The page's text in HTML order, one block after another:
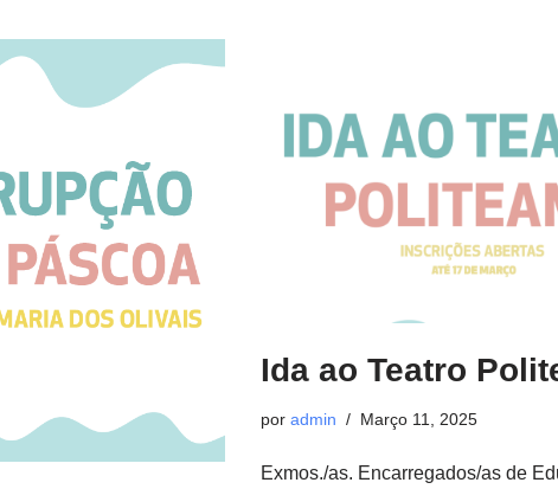
Ida ao Teatro
por admin Março 11, 2025
Exmos./as. Encarregados/as de